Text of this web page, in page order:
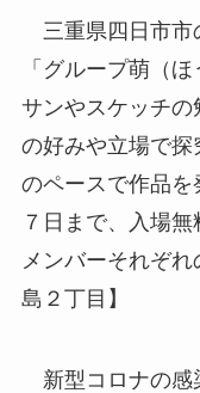
三重県四日市市
「グループ萌（
サンやスケッチ
の好みや立場で探
のペースで作品を
７日まで、入場無
メンバーそれぞ
島２丁目】
新型コロナの感